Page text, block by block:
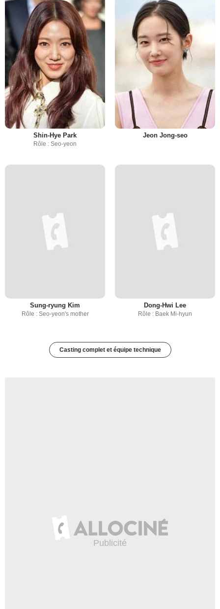
Shin-Hye Park
Rôle : Seo-yeon
Jeon Jong-seo
Sung-ryung Kim
Rôle : Seo-yeon's mother
Dong-Hwi Lee
Rôle : Baek Mi-hyun
Casting complet et équipe technique